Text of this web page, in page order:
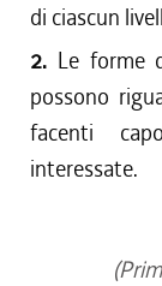
di ciascun
2. Le forme
possono
facenti
interessate.